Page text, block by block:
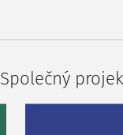
Společný